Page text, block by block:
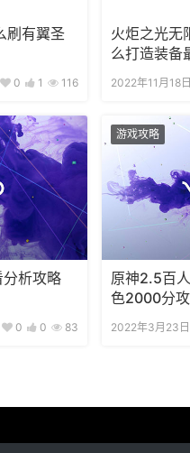
刷有翼圣
0 1 116
火炬之光无
么打造装备
2022年11月18日
析攻略
0 0 83
游戏攻略
原神2.5百
色2000分
2022年3月23日